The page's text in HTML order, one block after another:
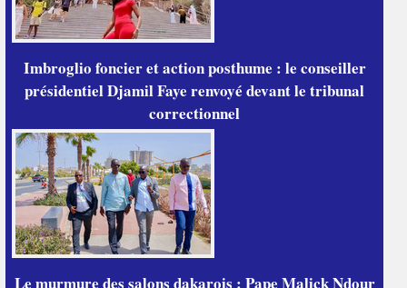
Imbroglio foncier et action posthume : le conseiller
présidentiel Djamil Faye renvoyé devant le tribunal
correctionnel
Le murmure des salons dakarois : Pape Malick Ndour